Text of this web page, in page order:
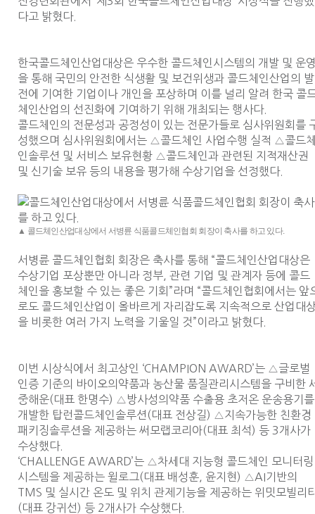
다고 밝혔다.
한국콜드체인산업대상은 우수한 콜드체인시스템의 개발 및 운
을 통해 국민의 안전한 식생활 및 보건위생과 콜드체인산업의 발
전에 기여한 기업이나 개인을 포상하며 이를 널리 알려 한국 콜
체인산업의 선진화에 기여하기 위해 개최되는 행사다.
콜드체인의 전문성과 공정성이 있는 전문가들로 심사위원회를
성했으며 심사위원회에서는 △콜드체인 사업수행 실적 △콜드
인솔루션 및 서비스 보유현황 △콜드체인과 관련된 지적재산권
및 신기술 보유 등의 내용을 평가해 수상기업을 선정했다.
▲ 콜드체인산업대상에서 서병륜 식품콜드체인협회 회장이 축사를 하고 있다.
서병륜 콜드체인협회 회장은 축사를 통해 “콜드체인산업대상은
수상기업 포상뿐만 아니라 정부, 관련 기업 및 관계자 등에 콜드
체인을 홍보할 수 있는 좋은 기회”라며 “콜드체인협회에서는 앞
로도 콜드체인산업이 올바르게 자리잡도록 지속적으로 산업대
을 비롯한 여러 가지 노력을 기울일 것”이라고 밝혔다.
이번 시상식에서 최고상인 ‘CHAMPION AWARD’는 △글로벌
인증 기준의 바이오의약품과 농산물 품질관리시스템을 구비한
중해운(대표 한명수) △방사성의약품 수출용 초저온 운송용기를
개발한 탑런콜드체인솔루션(대표 전상길) △지속가능한 친환경
패키징솔루션을 제공하는 써모랩코리아(대표 최석) 등 3개사가
수상했다.
‘CHALLENGE AWARD’는 △차세대 지능형 콜드체인 모니터링
시스템을 제공하는 윌로그(대표 배성훈, 윤지현) △AI기반의
TMS 및 실시간 온도 및 위치 관제기능을 제공하는 위밋모빌리
(대표 강귀선) 등 2개사가 수상했다.